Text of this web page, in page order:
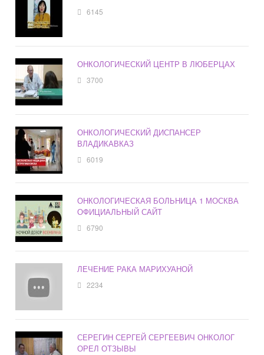
6145
ОНКОЛОГИЧЕСКИЙ ЦЕНТР В ЛЮБЕРЦАХ
3700
ОНКОЛОГИЧЕСКИЙ ДИСПАНСЕР
ВЛАДИКАВКАЗ
6019
ОНКОЛОГИЧЕСКАЯ БОЛЬНИЦА 1 МОСКВА
ОФИЦИАЛЬНЫЙ САЙТ
6790
ЛЕЧЕНИЕ РАКА МАРИХУАНОЙ
2234
СЕРЕГИН СЕРГЕЙ СЕРГЕЕВИЧ ОНКОЛОГ
ОРЕЛ ОТЗЫВЫ